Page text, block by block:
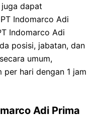
dapat
Indomarco Adi
Indomarco Adi
posisi, jabatan, dan
umum,
per hari dengan 1 jam
Adi Prima